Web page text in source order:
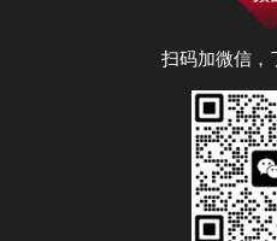
扫码加微信，